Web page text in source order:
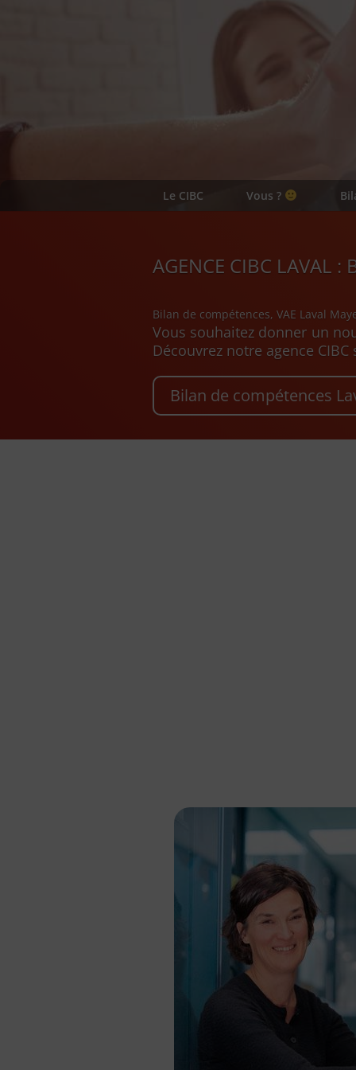
Le CIBC Vous ?
AGENCE CIBC LAVAL :
Bilan de compétences, VAE Laval
Vous souhaitez donner un
Découvrez notre agence CIBC
Bilan de compétences